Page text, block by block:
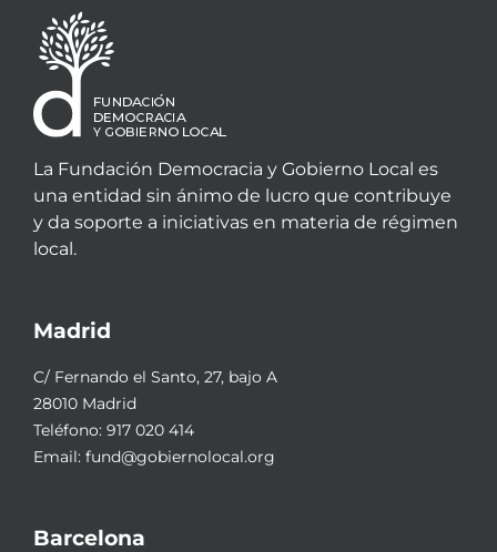
La Fundación Democracia y Gobierno Local es
una entidad sin ánimo de lucro que contribuye
y da soporte a iniciativas en materia de régimen
local.
Madrid
C/ Fernando el Santo, 27, bajo A
28010 Madrid
Teléfono: 917 020 414
Email: fund@gobiernolocal.org
Barcelona